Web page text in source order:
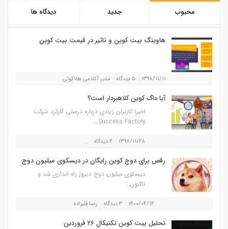
محبوب جدید دیدگاه ها
هاوینگ بیت کوین و تاثیر در قیمت بیت کوین
۱۳۹۸/۱۱/۱۱ ۵ دیدگاه مدیر آکادمی هلاکوئی
آیا داگ کوین کلاهبردار است؟
اخیرا کاربران زیادی درباره درستی کارکرد شرکت
Success Factory...
۱۳۹۸/۱۱/۲۸ ۴ دیدگاه ...
رقص برای دوج کوین رایگان در دیسکوی میلیون دوج
دیسکوی میلیون دوج دیروز راه اندازی شد و
تاکنون...
۱۴۰۰/۰۴/۱۴ ۳ دیدگاه رضا قلیزاده
تحلیل بیت کوین تکنیکال 26 فروردین